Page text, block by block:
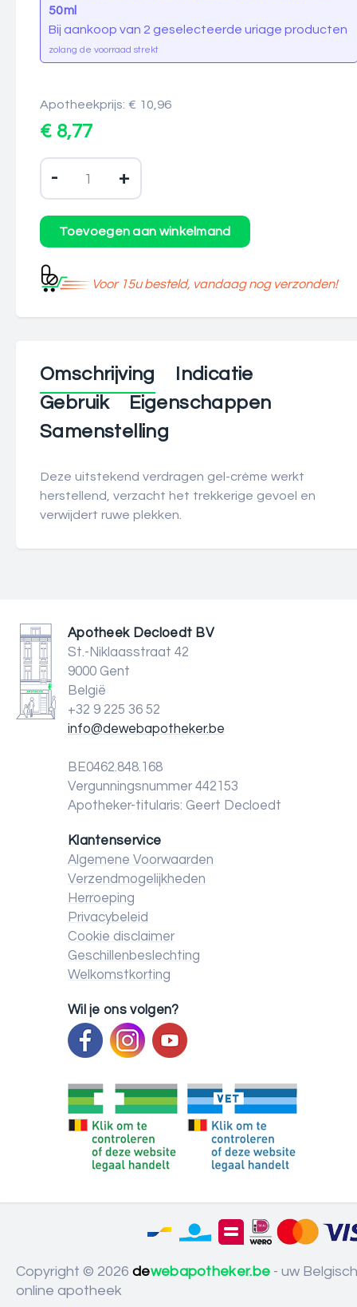
50ml
Bij aankoop van 2 geselecteerde uriage producten
zolang de voorraad strekt
Apotheekprijs: € 10,96
€ 8,77
- +
Voor 15u besteld, vandaag nog verzonden!
Omschrijving
Indicatie
Gebruik
Eigenschappen
Samenstelling
Deze uitstekend verdragen gel-crème werkt
herstellend, verzacht het trekkerige gevoel en
verwijdert ruwe plekken.
Apotheek Decloedt BV
St.-Niklaasstraat 42
9000 Gent
België
+32 9 225 36 52
info@dewebapotheker.be
BE0462.848.168
Vergunningsnummer 442153
Apotheker-titularis: Geert Decloedt
Klantenservice
Algemene Voorwaarden
Verzendmogelijkheden
Herroeping
Privacybeleid
Cookie disclaimer
Geschillenbeslechting
Welkomstkorting
Wil je ons volgen?
Copyright © 2026 dewebapotheker.be - uw
online apotheek